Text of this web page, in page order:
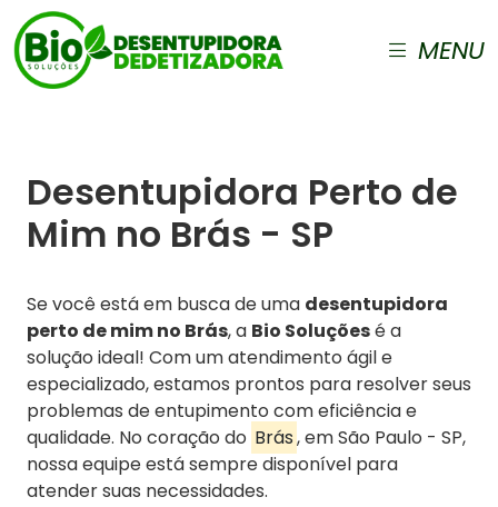
MENU
Desentupidora Perto de
Mim no Brás - SP
Se você está em busca de uma desentupidora
perto de mim no Brás, a Bio Soluçõesé a
solução ideal! Com um atendimento ágil e
especializado, estamos prontos para resolver seus
problemas de entupimento com eficiência e
qualidade. No coração do Brás, em São Paulo - SP,
nossa equipe está sempre disponível para
atender suas necessidades.